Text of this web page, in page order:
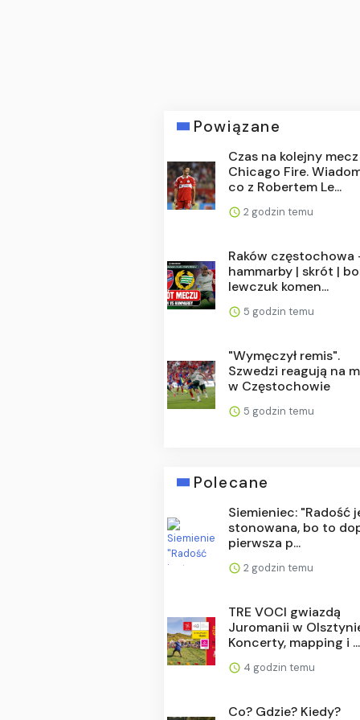
Powiązane
Czas na kolejny mecz
Chicago Fire.
co z Robertem Le...
2 godzin temu
Raków częstochowa
hammarby | skrót |
lewczuk komen...
5 godzin temu
"Wymęczył remis".
Szwedzi reagują na
w Częstochowie
5 godzin temu
Polecane
Siemieniec: "Radość
stonowana, bo to
pierwsza p...
2 godzin temu
TRE VOCI gwiazdą
Juromanii w
Koncerty, mapping i ...
4 godzin temu
Co? Gdzie? Kiedy?